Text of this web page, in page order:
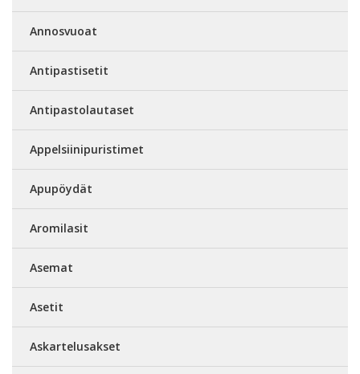
Annosvuoat
Antipastisetit
Antipastolautaset
Appelsiinipuristimet
Apupöydät
Aromilasit
Asemat
Asetit
Askartelusakset